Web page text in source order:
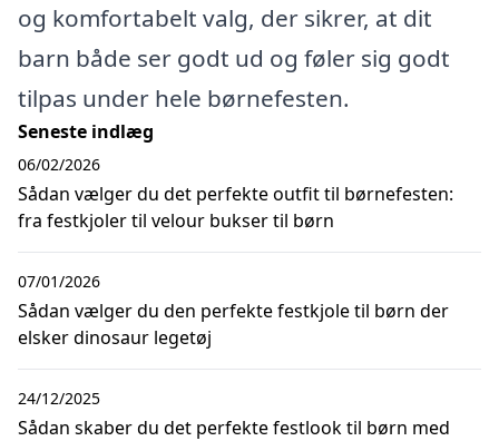
og komfortabelt valg, der sikrer, at dit
barn både ser godt ud og føler sig godt
tilpas under hele børnefesten.
Seneste indlæg
Sådan vælger du det perfekte outfit til børnefesten:
fra festkjoler til velour bukser til børn
06/02/2026
Sådan vælger du den perfekte festkjole til børn der
elsker dinosaur legetøj
07/01/2026
Sådan skaber du det perfekte festlook til børn med
24/12/2025